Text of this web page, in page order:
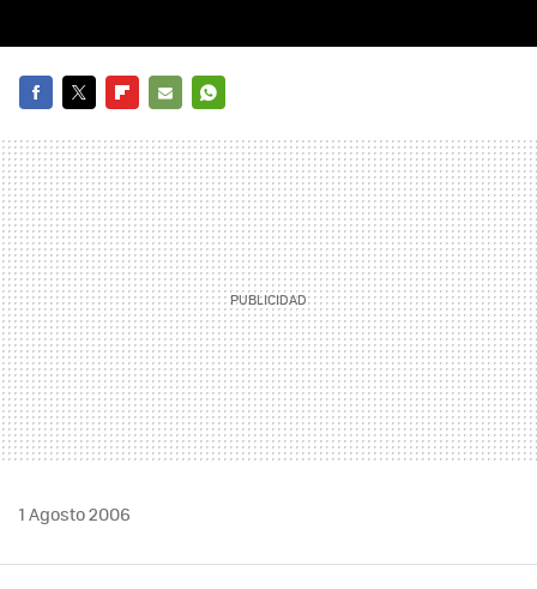
MAIL
1 Agosto 2006